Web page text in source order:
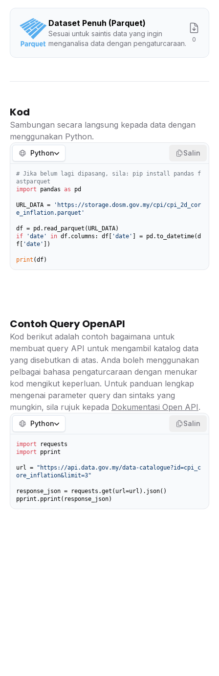
Dataset Penuh (Parquet)
Sesuai untuk saintis data yang ingin
menganalisa data dengan pengaturcaraan.
0
Kod
Sambungan secara langsung kepada data dengan
menggunakan Python.
Python Salin
# Jika belum lagi dipasang, sila: pip install pandas f
astparquet
import pandas as pd
URL_DATA =
'https://storage.dosm.gov.my/cpi/cpi_2d_cor
e_inflation.parquet'
if
'date' in df.columns: df[ 'date'
] = pd.to_datetime(d
f[
'date' ])
print (df)
Contoh Query OpenAPI
Kod berikut adalah contoh bagaimana untuk
membuat query API untuk mengambil katalog data
yang disebutkan di atas. Anda boleh menggunakan
pelbagai bahasa pengaturcaraan dengan menukar
kod mengikut keperluan. Untuk panduan lengkap
mengenai parameter query dan sintaks yang
mungkin, sila rujuk kepada Dokumentasi Open API.
Python Salin
import
import pprint
url =
"https://api.data.gov.my/data-catalogue?id=cpi_c
ore_inflation&limit=3"
response_json = requests.get(url=url).json()
pprint.pprint(response_json)